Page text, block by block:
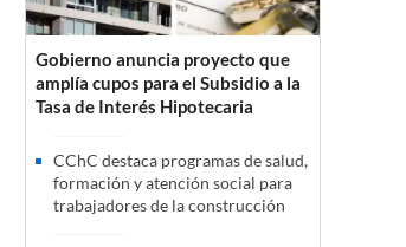
Gobierno anuncia proyecto que
amplía cupos para el Subsidio a la
Tasa de Interés Hipotecaria
CChC destaca programas de salud,
formación y atención social para
trabajadores de la construcción